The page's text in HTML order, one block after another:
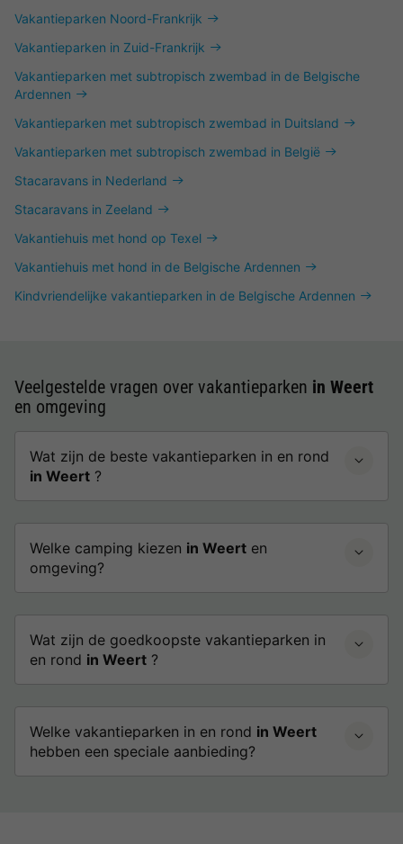
Vakantieparken Noord-Frankrijk
Vakantieparken in Zuid-Frankrijk
Vakantieparken met subtropisch zwembad in de Belgische
Ardennen
Vakantieparken met subtropisch zwembad in Duitsland
Vakantieparken met subtropisch zwembad in België
Stacaravans in Nederland
Stacaravans in Zeeland
Vakantiehuis met hond op Texel
Vakantiehuis met hond in de Belgische Ardennen
Kindvriendelijke vakantieparken in de Belgische Ardennen
Veelgestelde vragen over vakantieparken in Weert
en omgeving
Wat zijn de beste vakantieparken in en rond
in Weert ?
Welke camping kiezen in Weert en
omgeving?
Wat zijn de goedkoopste vakantieparken in
en rond in Weert ?
Welke vakantieparken in en rond in Weert
hebben een speciale aanbieding?